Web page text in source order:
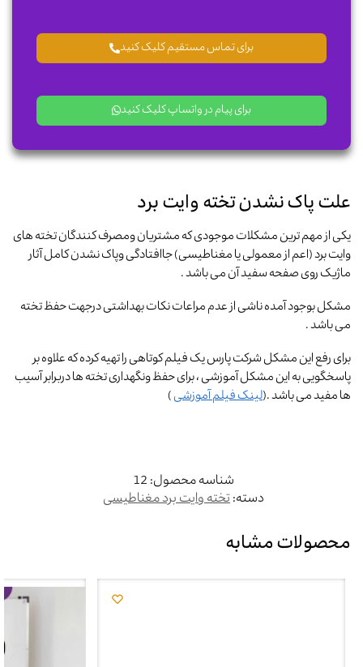
برای تماس مستقیم کلیک کنید
برای پیام در واتساپ کلیک کنید
علت پاک نشدن تخته وایت برد
یکی از مهم ترین مشکلات موجودی که مشتریان ومصرف کنندگان تخته های
وایت برد (اعم از معمولی یا مغناطیسی) جاافتادگی وپاک نشدن کامل آثار
ماژیک روی صفحه سفید آن می باشد .
مشکل بوجود آمده ناشی از عدم مراعات نکات بهداشتی درجهت حفظ تخته
می باشد .
برای رفع این مشکل شرکت پارس یک فیلم کوتاهی را تهیه کرده که علاوه بر
پاسخگویی به این مشکل آموزشی ، برای حفظ ونگهداری تخته ها دربرابر آسیب
ها مفید می باشد .(لینک فیلم آموزشی)
شناسه محصول: 12
دسته:تخته وایت برد مغناطیسی
محصولات مشابه